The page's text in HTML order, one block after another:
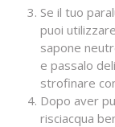
Se il tuo
puoi
sapone
e passalo
strofinare
Dopo aver
risciacqua